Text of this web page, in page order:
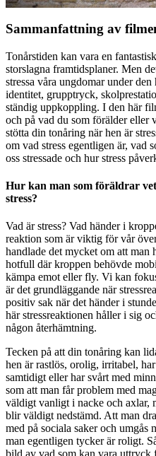
Sammanfattning av
Tonårstiden kan vara en
storslagna framtidsplaner. Men
stressa våra ungdomar under
identitet, grupptryck,
ständig uppkoppling. I den här
och på vad du som förälder eller
stötta din tonåring när hen är
om vad stress egentligen är, vad
oss stressade och hur stress
Hur kan man som föräldrar
stress?
Vad är stress? Vad händer i
reaktion som är viktig för vår
handlade det mycket om att man
hotfull där kroppen behövde
kämpa emot eller fly. Vi kan
är det grundläggande när
positiv sak när det händer i
här stressreaktionen håller i sig
någon återhämtning.
Tecken på att din tonåring kan
hen är rastlös, orolig, irritabel,
samtidigt eller har svårt med
som att man får problem med
väldigt vanligt i nacke och axlar,
blir väldigt nedstämd. Att man
med på sociala saker och umgås
man egentligen tycker är roligt.